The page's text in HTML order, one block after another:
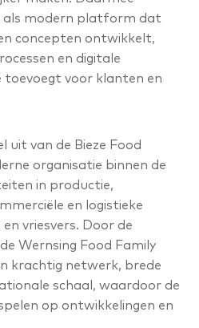
als modern platform dat
concepten ontwikkelt,
en digitale
voor klanten en
uit van de Bieze Food
organisatie binnen de
in productie,
en logistieke
vriesvers. Door de
Wernsing Food Family
krachtig netwerk, brede
schaal, waardoor de
op ontwikkelingen en